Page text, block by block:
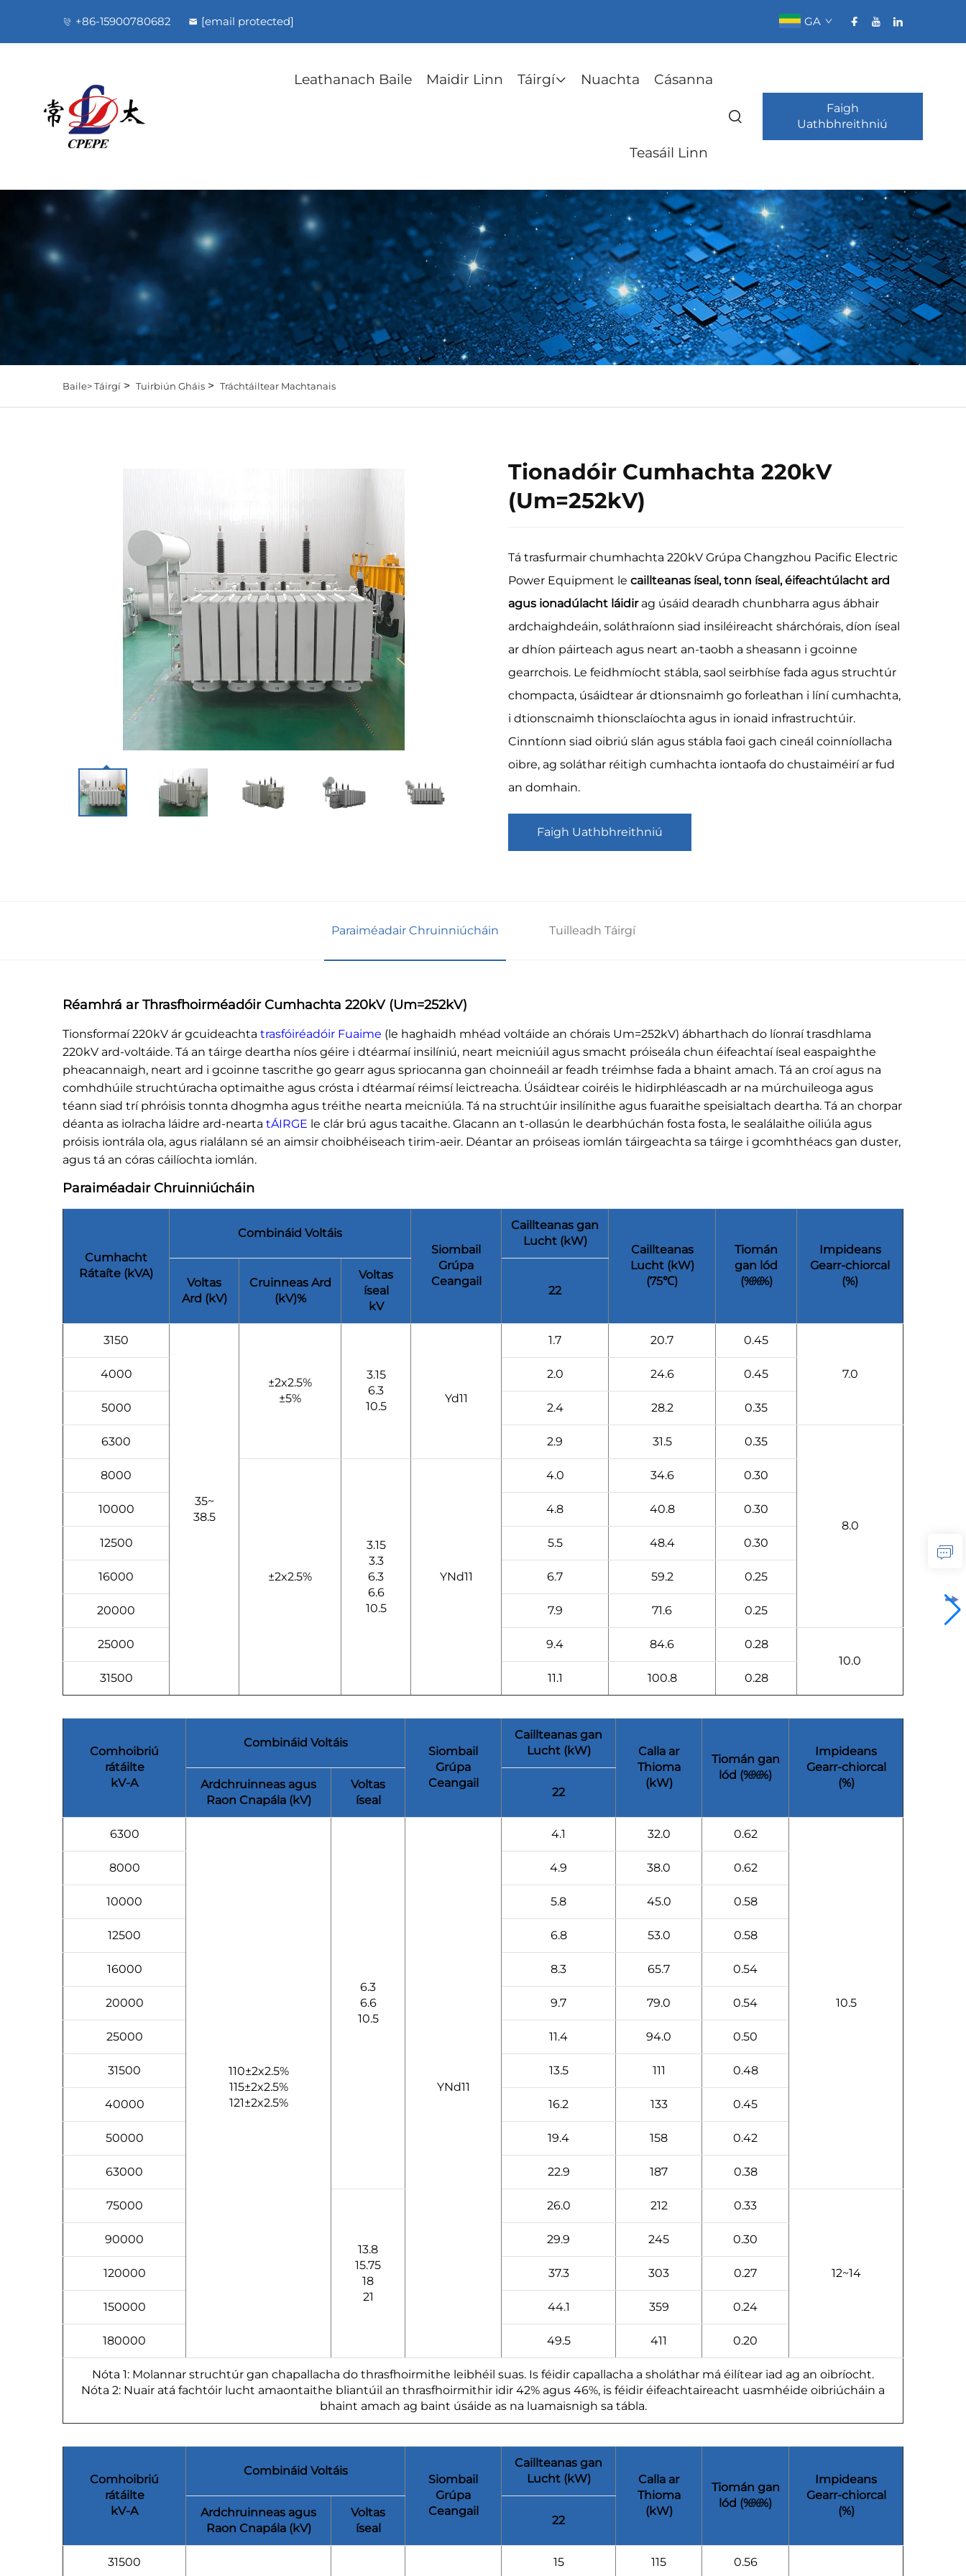
+86-15900780682 [email protected] GA
Leathanach Baile Maidir Linn Táirgí Nuachta Cásanna
Teasáil Linn
Faigh
Uathbhreithniú
Baile>Táirgí > Tuirbiún Gháis > Tráchtáiltear Machtanais
Tionadóir Cumhachta 220kV
(Um=252kV)
Tá trasfurmair chumhachta 220kV Grúpa Changzhou Pacific Electric
Power Equipment lecaillteanas íseal, tonn íseal, éifeachtúlacht ard
agus ionadúlacht láidir ag úsáid dearadh chunbharra agus ábhair
ardchaighdeáin, soláthraíonn siad insiléireacht shárchórais, díon íseal
ar dhíon páirteach agus neart an-taobh a sheasann i gcoinne
gearrchois. Le feidhmíocht stábla, saol seirbhíse fada agus struchtúr
chompacta, úsáidtear ár dtionsnaimh go forleathan i líní cumhachta,
i dtionscnaimh thionsclaíochta agus in ionaid infrastruchtúir.
Cinntíonn siad oibriú slán agus stábla faoi gach cineál coinníollacha
oibre, ag soláthar réitigh cumhachta iontaofa do chustaiméirí ar fud
an domhain.
Faigh Uathbhreithniú
Paraiméadair Chruinniúcháin Tuilleadh Táirgí
Réamhrá ar Thrasfhoirméadóir Cumhachta 220kV (Um=252kV)
Tionsformaí 220kV ár gcuideachta trasfóiréadóir Fuaime (le haghaidh mhéad voltáide an chórais Um=252kV) ábharthach do líonraí trasdhlama
220kV ard-voltáide. Tá an táirge deartha níos géire i dtéarmaí insilíniú, neart meicniúil agus smacht próiseála chun éifeachtaí íseal easpaighthe
pheacannaigh, neart ard i gcoinne tascrithe go gearr agus spriocanna gan choinneáil ar feadh tréimhse fada a bhaint amach. Tá an croí agus na
comhdhúile struchtúracha optimaithe agus crósta i dtéarmaí réimsí leictreacha. Úsáidtear coiréis le hidirphléascadh ar na múrchuileoga agus
téann siad trí phróisis tonnta dhogmha agus tréithe nearta meicniúla. Tá na struchtúir insilínithe agus fuaraithe speisialtach deartha. Tá an chorpar
déanta as iolracha láidre ard-nearta tÁIRGE le clár brú agus tacaithe. Glacann an t-ollasún le dearbhúchán fosta fosta, le sealálaithe oiliúla agus
próisis iontrála ola, agus rialálann sé an aimsir choibhéiseach tirim-aeir. Déantar an próiseas iomlán táirgeachta sa táirge i gcomhthéacs gan duster,
agus tá an córas cáilíochta iomlán.
Paraiméadair Chruinniúcháin
Cumhacht
Rátaíte (kVA)
Combináid Voltáis
Siombail
Grúpa
Ceangail
Caillteanas gan
Lucht (kW)
Caillteanas
Lucht (kW)
(75℃)
Tiomán
gan lód
(%%%)
Impideans
Gearr-chiorcal
(%)
Voltas
Ard (kV)
Cruinneas Ard
(kV)%
Voltas
íseal
kV
22
3150
35~
38.5
±2x2.5%
±5%
3.15
6.3
10.5
Yd11
1.7 20.7 0.45
7.0
4000 2.0 24.6 0.45
5000 2.4 28.2 0.35
6300 2.9 31.5 0.35
8.0
8000
±2x2.5%
3.15
3.3
6.3
6.6
10.5
YNd11
4.0 34.6 0.30
10000 4.8 40.8 0.30
12500 5.5 48.4 0.30
16000 6.7 59.2 0.25
20000 7.9 71.6 0.25
25000 9.4 84.6
0.28
10.0
31500
11.1 100.8 0.28
Comhoibriú
rátáilte
kV-A
Combináid Voltáis
Siombail
Grúpa
Ceangail
Caillteanas gan
Lucht (kW)
Calla ar
Thioma
(kW)
Tiomán gan
lód (%%%)
Impideans
Gearr-chiorcal
(%)
Ardchruinneas agus
Raon Cnapála (kV)
Voltas
íseal
22
6300
110±2x2.5%
115±2x2.5%
121±2x2.5%
6.3
6.6
10.5
YNd11
4.1 32.0 0.62
10.5
8000 4.9 38.0 0.62
10000 5.8 45.0 0.58
12500 6.8 53.0 0.58
16000 8.3 65.7 0.54
20000 9.7 79.0 0.54
25000 11.4 94.0 0.50
31500 13.5 111 0.48
40000 16.2 133 0.45
50000 19.4 158 0.42
63000 22.9 187 0.38
75000
13.8
15.75
18
21
26.0 212 0.33
12~14
90000 29.9 245 0.30
120000 37.3 303 0.27
150000 44.1 359 0.24
180000 49.5 411 0.20
Nóta 1: Molannar struchtúr gan chapallacha do thrasfhoirmithe leibhéil suas. Is féidir capallacha a sholáthar má éilítear iad ag an oibríocht.
Nóta 2: Nuair atá fachtóir lucht amaontaithe bliantúil an thrasfhoirmithir idir 42% agus 46%, is féidir éifeachtaireacht uasmhéide oibriúcháin a
bhaint amach ag baint úsáide as na luamaisnigh sa tábla.
Comhoibriú
rátáilte
kV-A
Combináid Voltáis
Siombail
Grúpa
Ceangail
Caillteanas gan
Lucht (kW)
Calla ar
Thioma
(kW)
Tiomán gan
lód (%%%)
Impideans
Gearr-chiorcal
(%)
Ardchruinneas agus
Raon Cnapála (kV)
Voltas
íseal
22
31500 15 115 0.56